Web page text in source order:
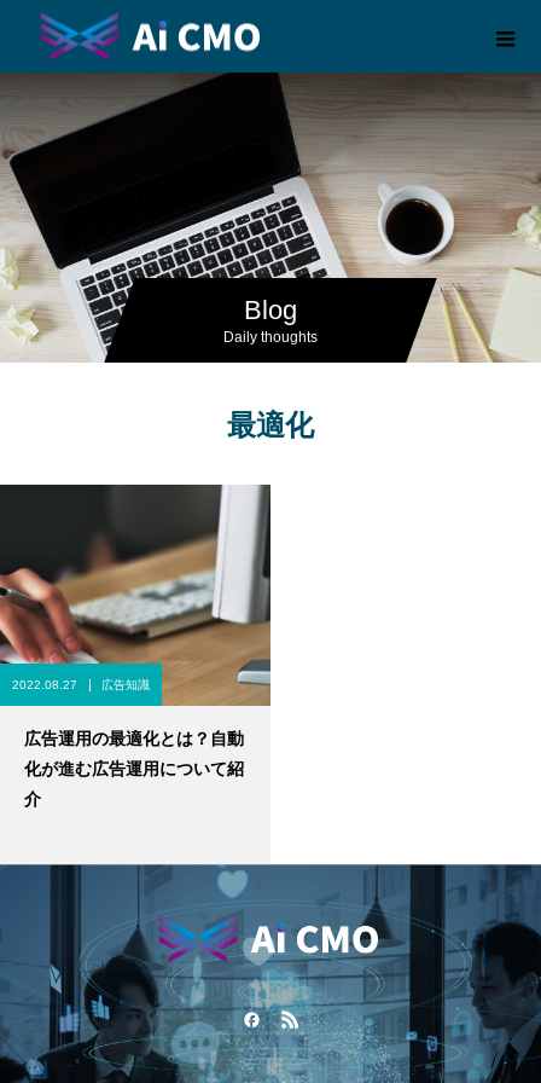
Blog
Daily thoughts
最適化
2022.08.27 広告知識
広告運用の最適化とは？自動
化が進む広告運用について紹
介